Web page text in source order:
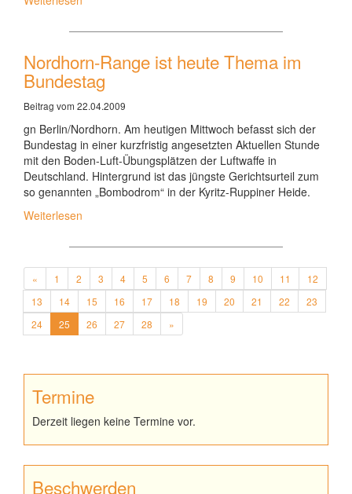
Nordhorn-Range ist heute Thema im
Bundestag
Beitrag vom 22.04.2009
gn Berlin/Nordhorn. Am heutigen Mittwoch befasst sich der
Bundestag in einer kurzfristig angesetzten Aktuellen Stunde
mit den Boden-Luft-Übungsplätzen der Luftwaffe in
Deutschland. Hintergrund ist das jüngste Gerichtsurteil zum
so genannten „Bombodrom“ in der Kyritz-Ruppiner Heide.
Weiterlesen
« 1 2 3 4 5 6 7 8 9 10 11
12
13
14 15 16 17 18 19 20 21 22
23
24
25 26 27 28 »
Termine
Derzeit liegen keine Termine vor.
Beschwerden